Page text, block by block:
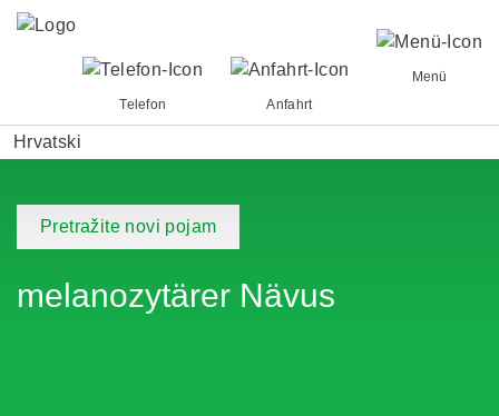
Menü
Telefon
Anfahrt
Hrvatski
Pretražite novi pojam
melanozytärer Nävus